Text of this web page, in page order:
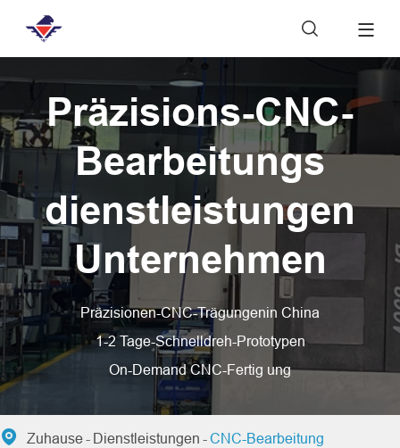

Präzisions-CNC-
Bearbeitungs
dienstleistungen
Unternehmen
Präzisionen-CNC-Trägungenin China
1-2 Tage-Schnelldreh-Prototypen
On-Demand CNC-Fertig ung
 Zuhause Dienstleistungen CNC-Bearbeitung